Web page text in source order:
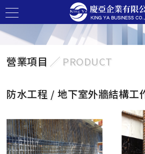
營業項目 ╱ PRODUCT
防水工程 / 地下室外牆結構工